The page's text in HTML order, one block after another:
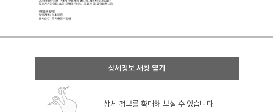
상세정보 새창 열기
상세 정보를 확대해 보실 수 있습니다.